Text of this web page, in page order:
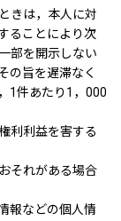
きは，本人に対
ることにより次
部を開示しない
の旨を遅滞なく
1件あたり1，000
利利益を害する
それがある場合
報などの個人情